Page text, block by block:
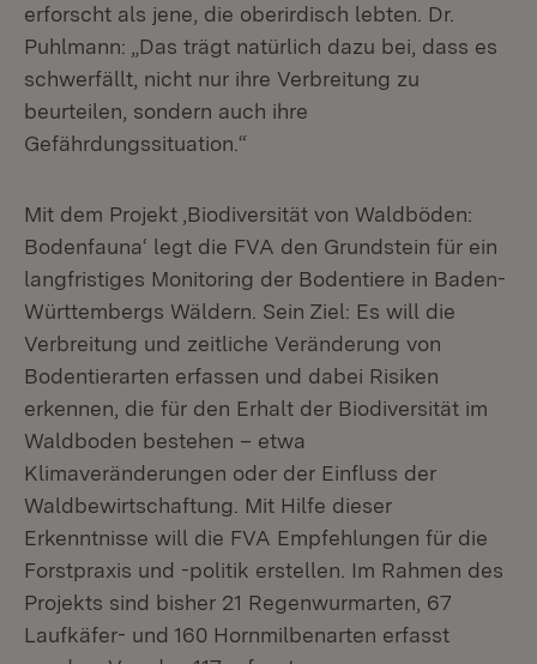
erforscht als jene, die oberirdisch lebten. Dr.
Puhlmann: „Das trägt natürlich dazu bei, dass es
schwerfällt, nicht nur ihre Verbreitung zu
beurteilen, sondern auch ihre
Gefährdungssituation.“
Mit dem Projekt ‚Biodiversität von Waldböden:
Bodenfauna‘ legt die FVA den Grundstein für ein
langfristiges Monitoring der Bodentiere in Baden-
Württembergs Wäldern. Sein Ziel: Es will die
Verbreitung und zeitliche Veränderung von
Bodentierarten erfassen und dabei Risiken
erkennen, die für den Erhalt der Biodiversität im
Waldboden bestehen – etwa
Klimaveränderungen oder der Einfluss der
Waldbewirtschaftung. Mit Hilfe dieser
Erkenntnisse will die FVA Empfehlungen für die
Forstpraxis und -politik erstellen. Im Rahmen des
Projekts sind bisher 21 Regenwurmarten, 67
Laufkäfer- und 160 Hornmilbenarten erfasst